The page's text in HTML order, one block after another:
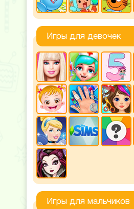
Игры для девочек
Игры для мальчиков